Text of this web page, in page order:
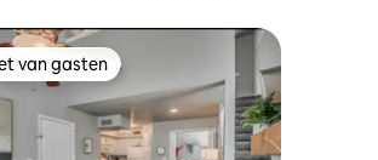
van gasten
van gasten